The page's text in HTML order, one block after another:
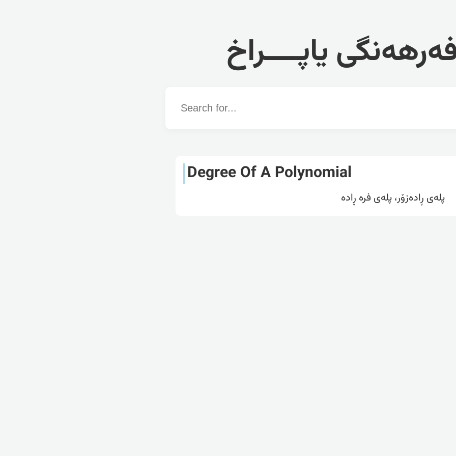
یاپــــراخ
Word
Degree Of A Polynomial
پلەی ڕادەزۆر، پلەی فرە ڕادە